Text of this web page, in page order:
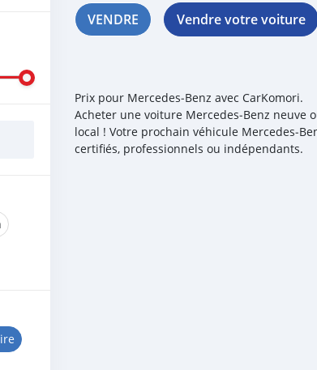
VENDRE Vendre votre voiture
Prix pour Mercedes‒Benz avec CarKomori.
Acheter une voiture Mercedes‒Benz neuve
local ! Votre prochain véhicule
certifiés, professionnels ou indépendants.